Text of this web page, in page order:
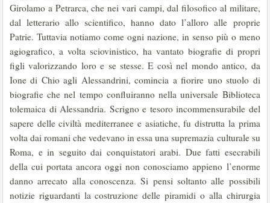
Girolamo a Petrarca, che nei vari campi, dal filosofico al militare,
dal letterario allo scientifico, hanno dato l’alloro alle proprie
Patrie. Tuttavia notiamo come ogni nazione, in senso più o meno
agiografico, a volta sciovinistico, ha vantato biografie di propri
figli valorizzando loro e se stesse. E così nel mondo antico, da
Ione di Chio agli Alessandrini, comincia a fiorire uno stuolo di
biografie che nel tempo confluiranno nella universale Biblioteca
tolemaica di Alessandria. Scrigno e tesoro incommensurabile del
sapere delle civiltà mediterranee e asiatiche, fu distrutta la prima
volta dai romani che vedevano in essa una supremazia culturale su
Roma, e in seguito dai conquistatori arabi. Due fatti esecrabili
della cui portata ancora oggi non conosciamo appieno l’enorme
danno arrecato alla conoscenza. Si pensi soltanto alle possibili
notizie riguardanti la costruzione delle piramidi o alla chirurgia